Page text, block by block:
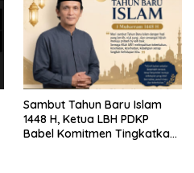
Sambut Tahun Baru Islam
1448 H, Ketua LBH PDKP
Babel Komitmen Tingkatkan